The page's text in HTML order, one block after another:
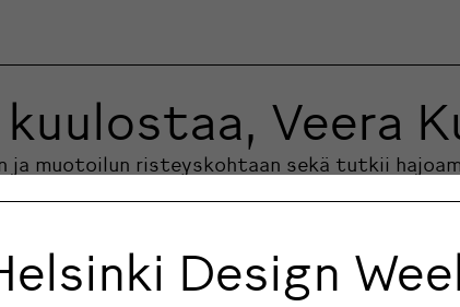
Veera
muotoilun risteyskohtaan sekä tutkii
Design